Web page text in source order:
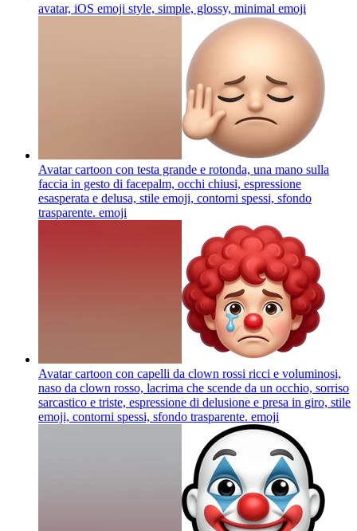
avatar, iOS emoji style, simple, glossy, minimal emoji
Avatar cartoon con testa grande e rotonda, una mano sulla
faccia in gesto di facepalm, occhi chiusi, espressione
esasperata e delusa, stile emoji, contorni spessi, sfondo
trasparente. emoji
Avatar cartoon con capelli da clown rossi ricci e voluminosi,
naso da clown rosso, lacrima che scende da un occhio, sorriso
sarcastico e triste, espressione di delusione e presa in giro, stile
emoji, contorni spessi, sfondo trasparente. emoji